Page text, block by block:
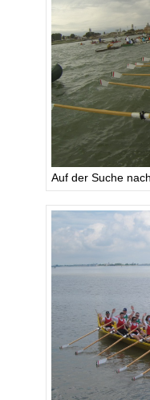
Auf der Suche